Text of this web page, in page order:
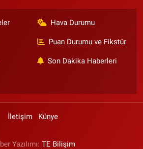
Hava Durumu
Puan Durumu ve Fikstür
Son Dakika Haberleri
İletişim Künye
Yazılımı: TE Bilişim